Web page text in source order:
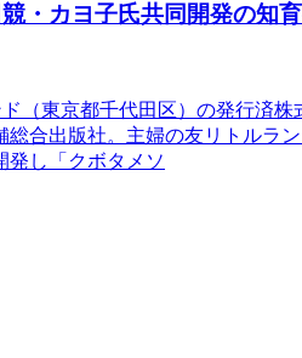
・カヨ子氏共同開発の知
（東京都千代田区）の発行済
合出版社。主婦の友リトル
発し「クボタメソ